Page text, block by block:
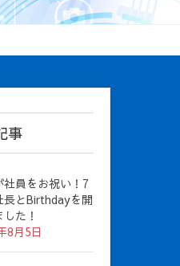
事
社員をお祝い！7
長とBirthdayを開
た！
8月5日